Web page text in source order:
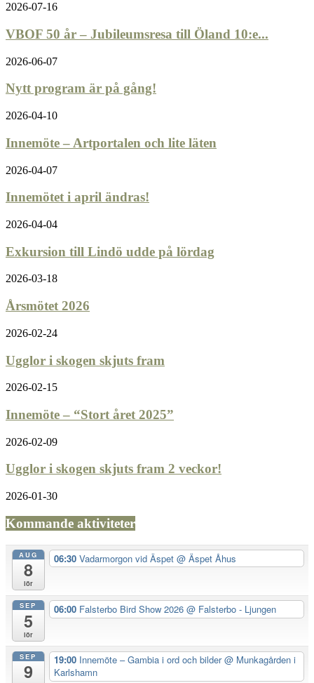
2026-07-16
VBOF 50 år – Jubileumsresa till Öland 10:e...
2026-06-07
Nytt program är på gång!
2026-04-10
Innemöte – Artportalen och lite läten
2026-04-07
Innemötet i april ändras!
2026-04-04
Exkursion till Lindö udde på lördag
2026-03-18
Årsmötet 2026
2026-02-24
Ugglor i skogen skjuts fram
2026-02-15
Innemöte – “Stort året 2025”
2026-02-09
Ugglor i skogen skjuts fram 2 veckor!
2026-01-30
Kommande aktiviteter
AUG
8
lör
06:30 Vadarmorgon vid Äspet @ Äspet Åhus
SEP
5
lör
06:00 Falsterbo Bird Show 2026 @ Falsterbo - Ljungen
SEP
9
19:00 Innemöte – Gambia i ord och bilder@ Munkagården i
Karlshamn